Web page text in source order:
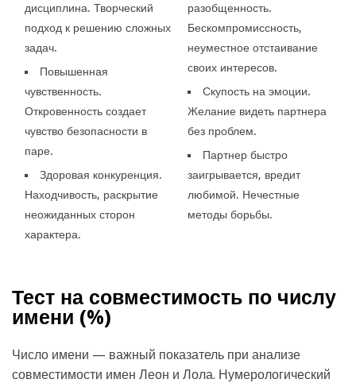
дисциплина. Творческий
подход к решению сложных
задач.
Повышенная
чувственность.
Откровенность создает
чувство безопасности в
паре.
Здоровая конкуренция.
Находчивость, раскрытие
неожиданных сторон
характера.
разобщенность.
Бескомпромиссность,
неуместное отстаивание
своих интересов.
Скупость на эмоции.
Желание видеть партнера
без проблем.
Партнер быстро
заигрывается, вредит
любимой. Нечестные
методы борьбы.
Тест на совместимость по числу
имени (%)
Число имени — важный показатель при анализе
совместимости имен Леон и Лола. Нумерологический